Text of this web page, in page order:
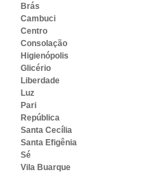
Brás
Cambuci
Centro
Consolação
Higienópolis
Glicério
Liberdade
Luz
Pari
República
Santa Cecília
Santa Efigênia
Sé
Vila Buarque